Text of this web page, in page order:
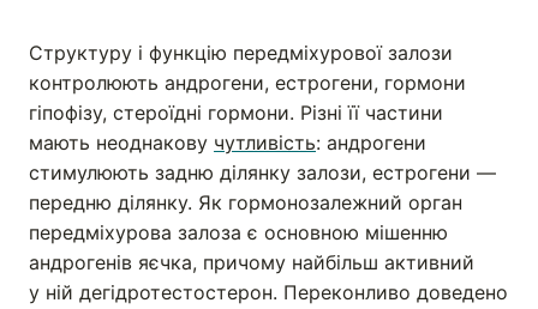
Структуру і функцію передміхурової залози
контролюють андрогени, естрогени, гормони
гіпофізу, стероїдні гормони. Різні її частини
мають неоднакову чутливість: андрогени
стимулюють задню ділянку залози, естрогени —
передню ділянку. Як гормонозалежний орган
передміхурова залоза є основною мішенню
андрогенів яєчка, причому найбільш активний
у ній дегідротестостерон. Переконливо доведено